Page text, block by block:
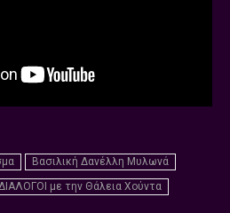
Βασιλική Δανέλλη Μυλωνά
με την Θάλεια Χούντα